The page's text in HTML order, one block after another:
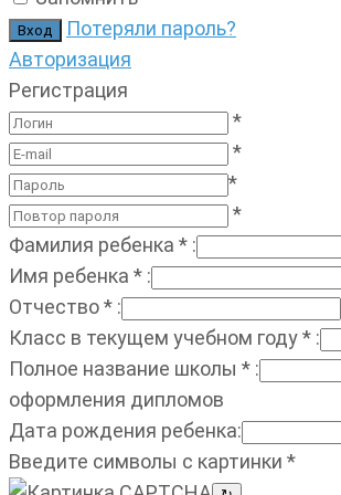
Потеряли пароль?
Авторизация
Регистрация
*
*
*
*
Фамилия ребенка * :
Имя ребенка * :
Отчество* :
Класс в текущем учебном году* :
Полное название школы * :
оформления дипломов
Дата рождения ребенка:
Введите символы с картинки *